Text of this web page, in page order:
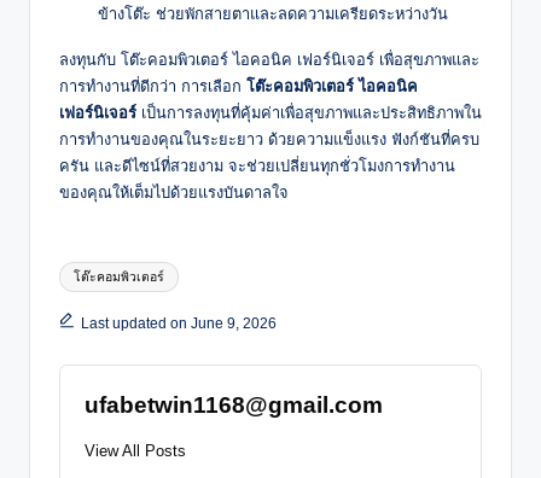
ข้างโต๊ะ ช่วยพักสายตาและลดความเครียดระหว่างวัน
ลงทุนกับ โต๊ะคอมพิวเตอร์ ไอคอนิค เฟอร์นิเจอร์ เพื่อสุขภาพและ
การทำงานที่ดีกว่า การเลือก โต๊ะคอมพิวเตอร์ ไอคอนิค
เฟอร์นิเจอร์ เป็นการลงทุนที่คุ้มค่าเพื่อสุขภาพและประสิทธิภาพใน
การทำงานของคุณในระยะยาว ด้วยความแข็งแรง ฟังก์ชันที่ครบ
ครัน และดีไซน์ที่สวยงาม จะช่วยเปลี่ยนทุกชั่วโมงการทำงาน
ของคุณให้เต็มไปด้วยแรงบันดาลใจ
Tags:
โต๊ะคอมพิวเตอร์
Last updated on June 9, 2026
ufabetwin1168@gmail.com
View All Posts